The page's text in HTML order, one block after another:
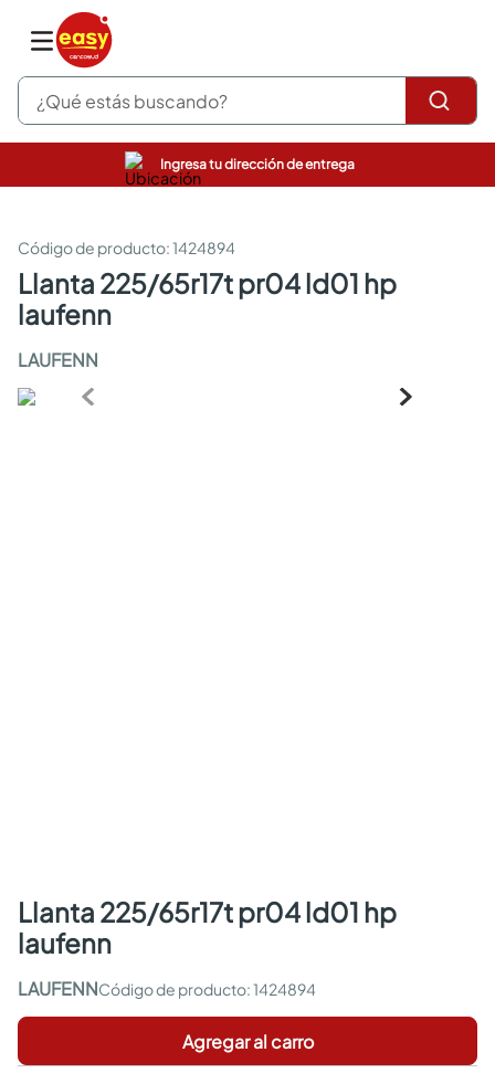
¿Qué estás buscando?
Ingresa tu dirección de entrega
:1424894
llanta 225/65r17t pr04 ld01 hp
laufenn
LAUFENN
llanta 225/65r17t pr04 ld01 hp
laufenn
LAUFENN :1424894
Agregar al carro
pinturas
sanitarios
comedor
escritorio
armarios closet
comedores